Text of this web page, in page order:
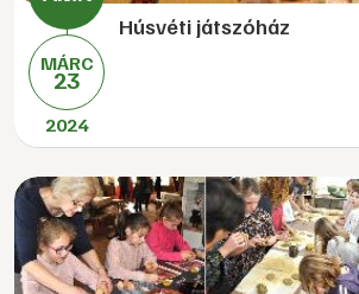
MÁRC
23
2024
Húsvéti játszóház